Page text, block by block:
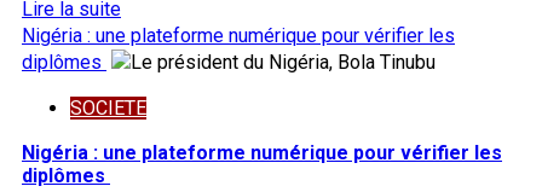
les
activités
Lire la suiteEn
savoir
plus
Autoroute
Ouaga-
Bobo
Nigéria : une plateforme numérique pour vérifier les
diplômes
SOCIETE
Nigéria : une plateforme numérique pour vérifier les
diplômes